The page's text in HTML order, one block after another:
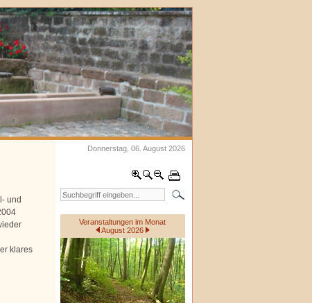
Donnerstag, 06. August 2026
Veranstaltungen im Monat
August 2026
und
klares